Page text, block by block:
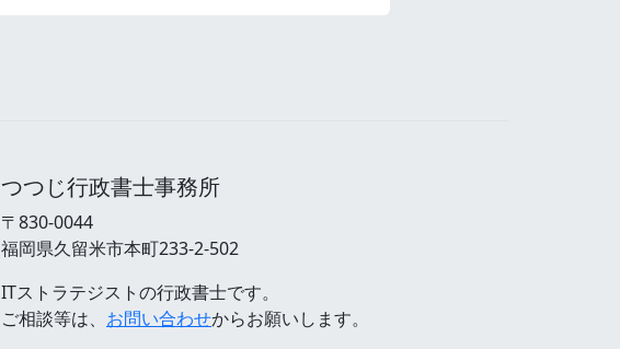
つつじ行政書士事務所
〒830-0044
福岡県久留米市本町233-2-502
ITストラテジストの行政書士です。
ご相談等は、 お問い合わせからお願いします。